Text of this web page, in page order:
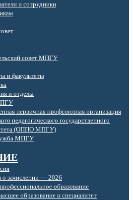
и сотрудники
совет МПГУ
и факультеты
и отделы
первичная профсоюзная организация
педагогического государственного
(ОППО МПГУ)
МПГУ
о зачислении — 2026
образование
образование и специалитет